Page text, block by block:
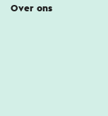
Over ons